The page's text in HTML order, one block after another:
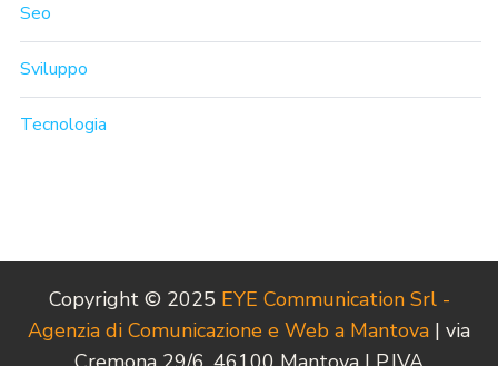
Seo
Sviluppo
Tecnologia
Copyright © 2025 EYE Communication Srl -
Agenzia di Comunicazione e Web a Mantova | via